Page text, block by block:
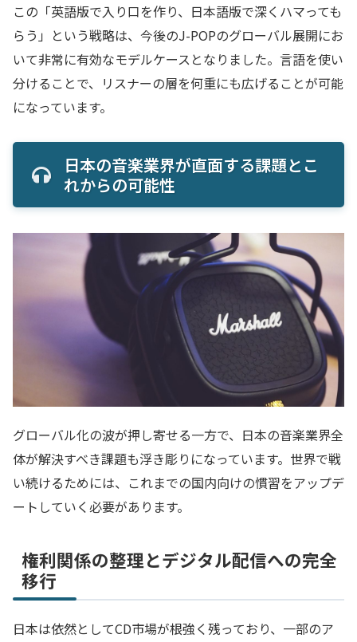
この「英語版で入り口を作り、日本語版で深くハマっても
らう」という戦略は、今後のJ-POPのグローバル展開にお
いて非常に有効なモデルケースとなりました。言語を使い
分けることで、リスナーの層を何重にも広げることが可能
になっています。
日本の音楽業界が直面する課題とこ
れからの可能性
グローバル化の波が押し寄せる一方で、日本の音楽業界全
体が解決すべき課題も浮き彫りになっています。世界で戦
い続けるためには、これまでの国内向けの慣習をアップデ
ートしていく必要があります。
権利関係の整理とデジタル配信への完全
移行
日本は依然としてCD市場が根強く残っており、一部のア